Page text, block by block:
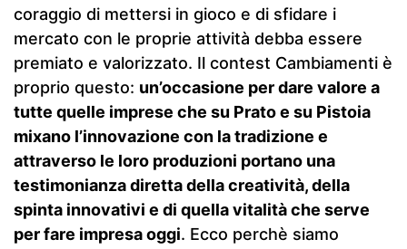
coraggio di mettersi in gioco e di sfidare i
mercato con le proprie attività debba essere
premiato e valorizzato. Il contest Cambiamenti è
proprio questo: un’occasione per dare valore a
tutte quelle imprese che su Prato e su Pistoia
mixano l’innovazione con la tradizione e
attraverso le loro produzioni portano una
testimonianza diretta della creatività, della
spinta innovativi e di quella vitalità che serve
per fare impresa oggi. Ecco perchè siamo